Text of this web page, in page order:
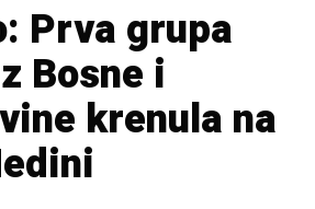
Prva grupa
Bosne i
krenula na